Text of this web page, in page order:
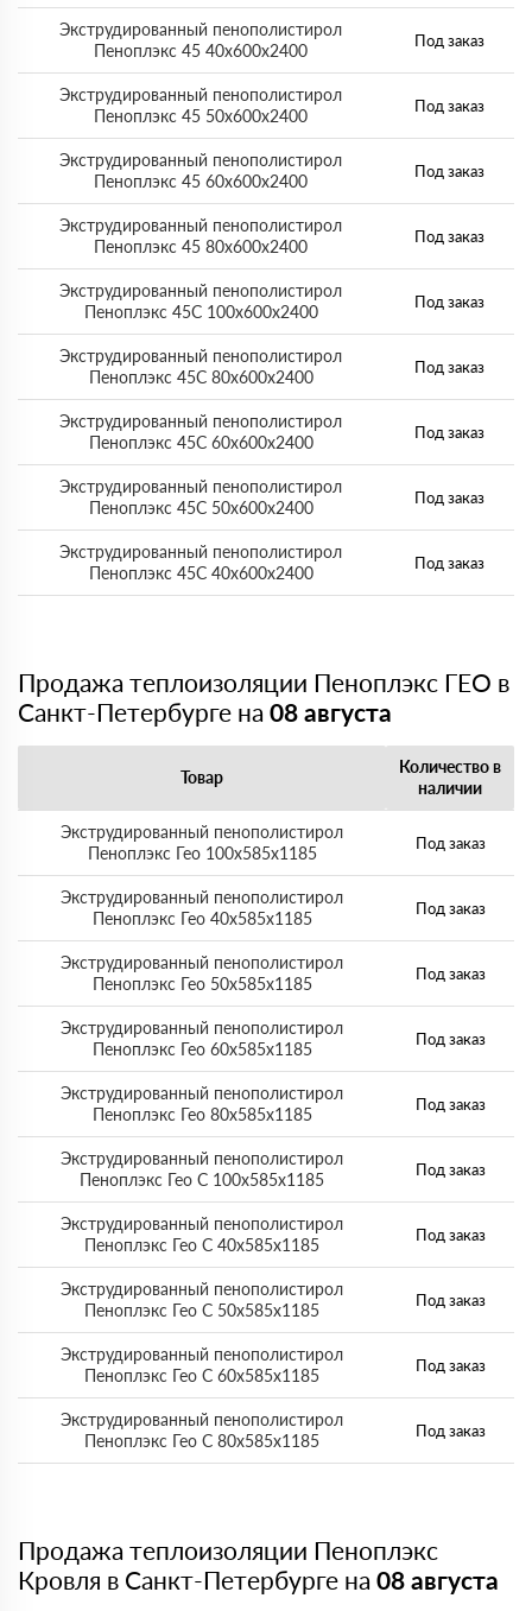
Экструдированный пенополистирол
Пеноплэкс 45 40х600х2400
Под заказ
Экструдированный пенополистирол
Пеноплэкс 45 50х600х2400
Под заказ
Экструдированный пенополистирол
Пеноплэкс 45 60х600х2400
Под заказ
Экструдированный пенополистирол
Пеноплэкс 45 80х600х2400
Под заказ
Экструдированный пенополистирол
Пеноплэкс 45С 100х600х2400
Под заказ
Экструдированный пенополистирол
Пеноплэкс 45С 80х600х2400
Под заказ
Экструдированный пенополистирол
Пеноплэкс 45С 60х600х2400
Под заказ
Экструдированный пенополистирол
Пеноплэкс 45С 50х600х2400
Под заказ
Экструдированный пенополистирол
Пеноплэкс 45С 40х600х2400
Под заказ
Продажа теплоизоляции Пеноплэкс ГЕО в
Санкт-Петербурге на 08 августа
Товар
Количество в
наличии
Экструдированный пенополистирол
Пеноплэкс Гео 100х585х1185
Под заказ
Экструдированный пенополистирол
Пеноплэкс Гео 40х585х1185
Под заказ
Экструдированный пенополистирол
Пеноплэкс Гео 50х585х1185
Под заказ
Экструдированный пенополистирол
Пеноплэкс Гео 60х585х1185
Под заказ
Экструдированный пенополистирол
Пеноплэкс Гео 80х585х1185
Под заказ
Экструдированный пенополистирол
Пеноплэкс Гео С 100х585х1185
Под заказ
Экструдированный пенополистирол
Пеноплэкс Гео С 40х585х1185
Под заказ
Экструдированный пенополистирол
Пеноплэкс Гео С 50х585х1185
Под заказ
Экструдированный пенополистирол
Пеноплэкс Гео С 60х585х1185
Под заказ
Экструдированный пенополистирол
Пеноплэкс Гео С 80х585х1185
Под заказ
Продажа теплоизоляции Пеноплэкс
Кровля в Санкт-Петербурге на 08 августа